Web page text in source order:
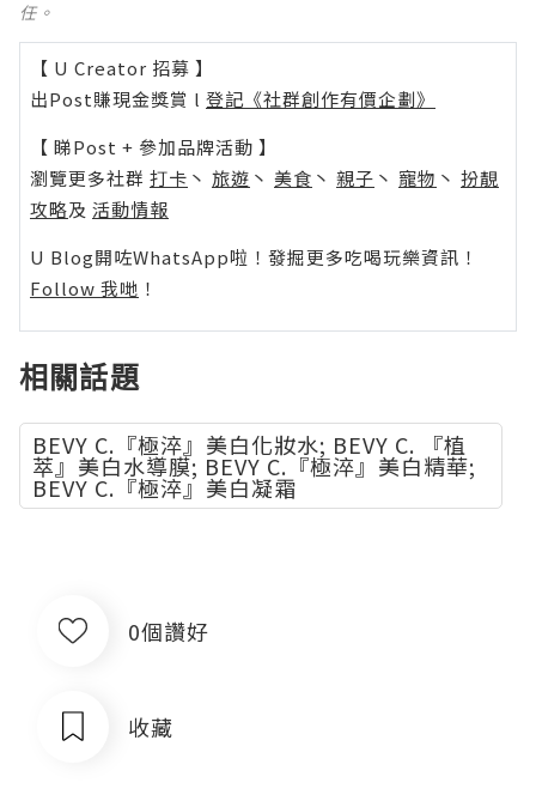
任。
【 U Creator 招募 】
出Post賺現金獎賞 l 登記《社群創作有價企劃》
【 睇Post + 參加品牌活動 】
瀏覽更多社群 打卡 丶 旅遊 丶 美食 丶 親子 丶 寵物 丶 扮靚
攻略及 活動情報
U Blog開咗WhatsApp啦！發掘更多吃喝玩樂資訊！
Follow 我哋 ！
相關話題
BEVY C.『極淬』美白化妝水; BEVY C. 『植
萃』美白水導膜; BEVY C.『極淬』美白精華;
BEVY C.『極淬』美白凝霜
0個讚好
收藏